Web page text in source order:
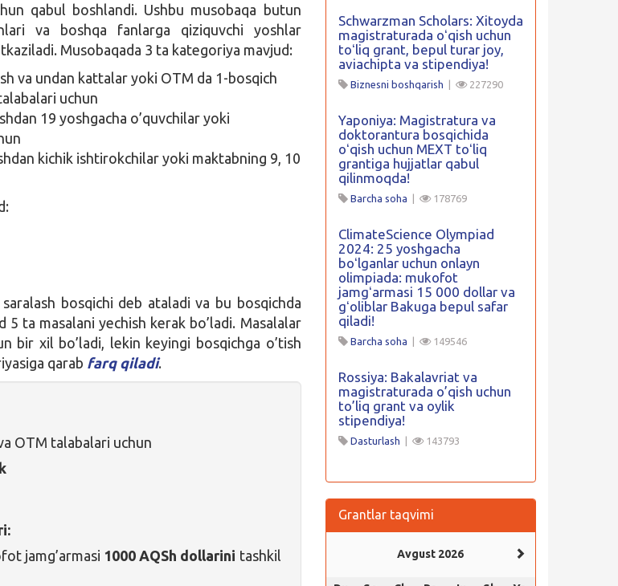
qabul boshlandi. Ushbu musobaqa butun
va boshqa fanlarga qiziquvchi yoshlar
Musobaqada 3 ta kategoriya mavjud:
va undan kattalar yoki OTM da 1-bosqich
uchun
19 yoshgacha o’quvchilar yoki
kichik ishtirokchilar yoki maktabning 9, 10
bosqichi deb ataladi va bu bosqichda
ta masalani yechish kerak bo’ladi. Masalalar
bir xil bo’ladi, lekin keyingi bosqichga o’tish
qarab farq qiladi.
OTM talabalari uchun
jamg’armasi 1000 AQSh dollarini tashkil
Schwarzman Scholars: Xitoyda
magistraturada oʻqish uchun
toʻliq grant, bepul turar joy,
aviachipta va stipendiya!
Biznesni boshqarish 227290
Yaponiya: Magistratura va
doktorantura bosqichida
oʻqish uchun MEXT toʻliq
grantiga hujjatlar qabul
qilinmoqda!
Barcha soha 178769
ClimateScience Olympiad
2024: 25 yoshgacha
boʻlganlar uchun onlayn
olimpiada: mukofot
jamgʻarmasi 15 000 dollar va
gʻoliblar Bakuga bepul safar
qiladi!
Barcha soha 149546
Rossiya: Bakalavriat va
magistraturada o’qish uchun
to’liq grant va oylik
stipendiya!
Dasturlash 143793
Grantlar taqvimi
Avgust 2026